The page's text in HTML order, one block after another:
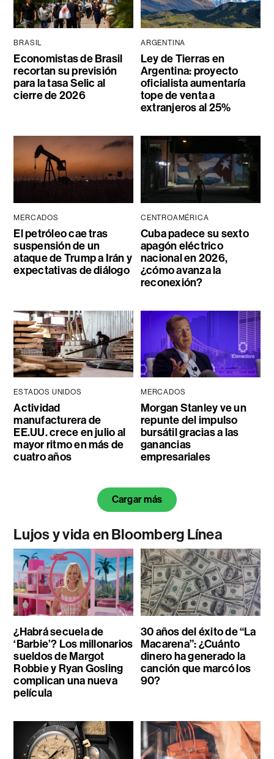
BRASIL
Economistas de Brasil
recortan su previsión
para la tasa Selic al
cierre de 2026
ARGENTINA
Ley de Tierras en
Argentina: proyecto
oficialista aumentaría
tope de venta a
extranjeros al 25%
MERCADOS
El petróleo cae tras
suspensión de un
ataque de Trump a Irán y
expectativas de diálogo
CENTROAMÉRICA
Cuba padece su sexto
apagón eléctrico
nacional en 2026,
¿cómo avanza la
reconexión?
ESTADOS UNIDOS
Actividad
manufacturera de
EE.UU. crece en julio al
mayor ritmo en más de
cuatro años
MERCADOS
Morgan Stanley ve un
repunte del impulso
bursátil gracias a las
ganancias
empresariales
Cargar más
Lujos y vida en Bloomberg Línea
¿Habrá secuela de
‘Barbie’? Los millonarios
sueldos de Margot
Robbie y Ryan Gosling
complican una nueva
película
30 años del éxito de “La
Macarena”: ¿Cuánto
dinero ha generado la
canción que marcó los
90?